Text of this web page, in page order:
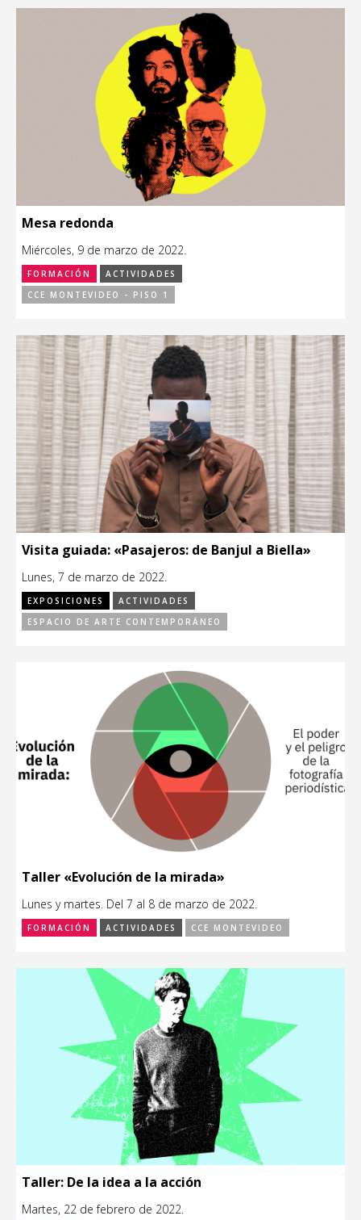
Mesa redonda
Miércoles, 9 de marzo de 2022.
FORMACIÓN
ACTIVIDADES
CCE MONTEVIDEO - PISO 1
Visita guiada: «Pasajeros: de Banjul a Biella»
Lunes, 7 de marzo de 2022.
EXPOSICIONES
ACTIVIDADES
ESPACIO DE ARTE CONTEMPORÁNEO
Taller «Evolución de la mirada»
Lunes y martes. Del 7 al 8 de marzo de 2022.
FORMACIÓN ACTIVIDADES CCE MONTEVIDEO
Taller: De la idea a la acción
Martes, 22 de febrero de 2022.